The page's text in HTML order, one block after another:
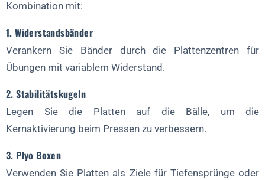
Kombination mit:
1. Widerstandsbänder
Verankern Sie Bänder durch die Plattenzentren für
Übungen mit variablem Widerstand.
2. Stabilitätskugeln
Legen Sie die Platten auf die Bälle, um die
Kernaktivierung beim Pressen zu verbessern.
3. Plyo Boxen
Verwenden Sie Platten als Ziele für Tiefensprünge oder